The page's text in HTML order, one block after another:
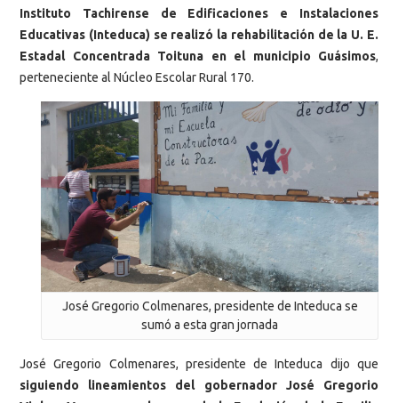
Instituto Tachirense de Edificaciones e Instalaciones
Educativas (Inteduca) se realizó la rehabilitación de la U. E.
Estadal Concentrada Toituna en el municipio Guásimos,
perteneciente al Núcleo Escolar Rural 170.
José Gregorio Colmenares, presidente de Inteduca se
sumó a esta gran jornada
José Gregorio Colmenares, presidente de Inteduca dijo que
siguiendo lineamientos del gobernador José Gregorio